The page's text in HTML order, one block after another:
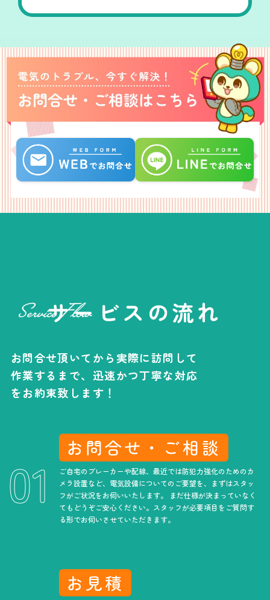
サービスの流れ
お問合せ頂いてから実際に訪問して
作業するまで、 迅速かつ丁寧な対応
をお約束致します！
お問合せ・ご相談
ご自宅のブレーカーや配線、最近では防犯力強化のためのカ
メラ設置など、電気設備についてのご要望を、まずはスタッ
フがご状況をお伺いいたします。 まだ仕様が決まっていなく
てもどうぞご安心ください。スタッフが必要項目をご質問す
る形でお伺いさせていただきます。
お見積